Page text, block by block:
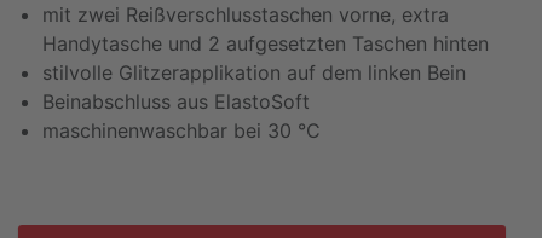
mit zwei Reißverschlusstaschen vorne, extra
Handytasche und 2 aufgesetzten Taschen hinten
stilvolle Glitzerapplikation auf dem linken Bein
Beinabschluss aus ElastoSoft
maschinenwaschbar bei 30 °C